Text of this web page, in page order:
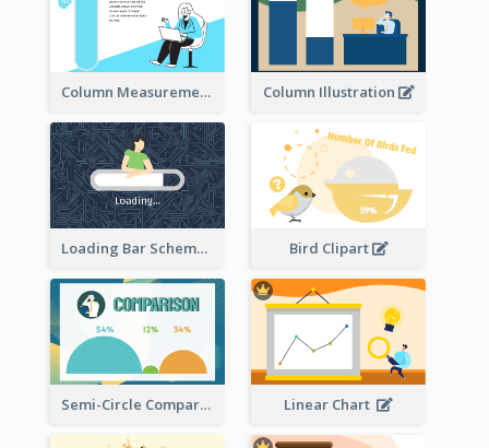
Column Measurement clipart Column Illustration
Loading Bar Schematic Diagram Bird Clipart
Semi-Circle Comparison Linear Chart